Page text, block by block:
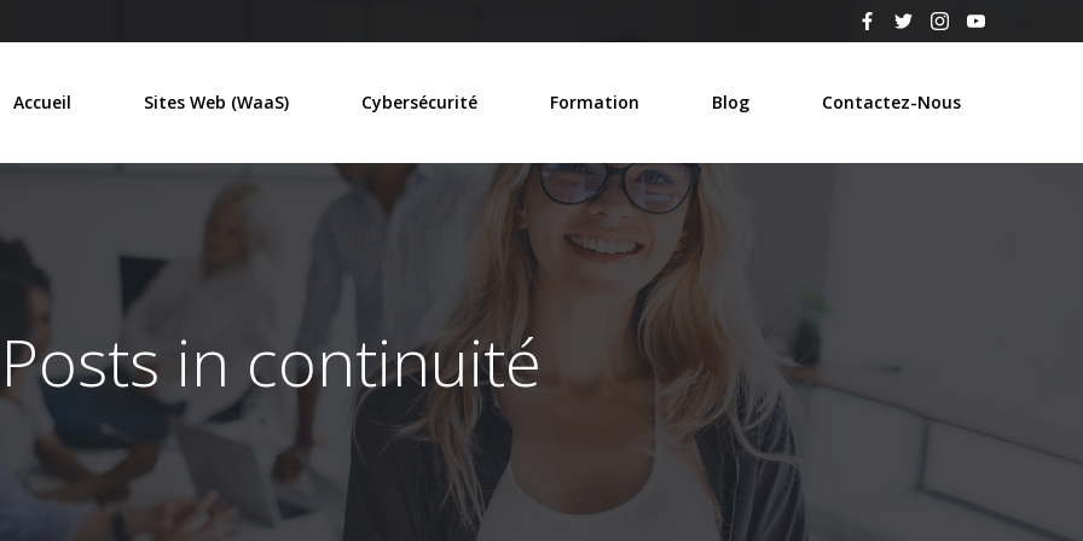
Accueil Sites Web (WaaS) Cybersécurité Formation Blog Contactez-Nous
Posts in continuité